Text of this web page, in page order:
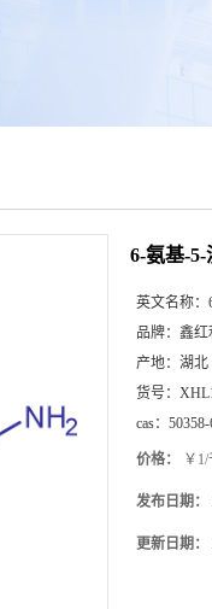
6-氨基-
英文名称：
品牌： 鑫红
产地： 湖北
货号：
cas：
价格： ￥
发布日期：
更新日期：